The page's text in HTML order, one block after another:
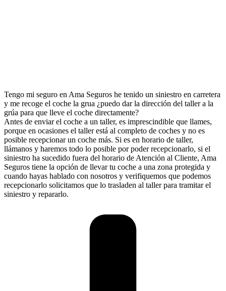
Tengo mi seguro en Ama Seguros he tenido un siniestro en carretera
y me recoge el coche la grua ¿puedo dar la dirección del taller a la
grúa para que lleve el coche directamente?
Antes de enviar el coche a un taller, es imprescindible que llames,
porque en ocasiones el taller está al completo de coches y no es
posible recepcionar un coche más. Si es en horario de taller,
llámanos y haremos todo lo posible por poder recepcionarlo, si el
siniestro ha sucedido fuera del horario de Atención al Cliente, Ama
Seguros tiene la opción de llevar tu coche a una zona protegida y
cuando hayas hablado con nosotros y verifiquemos que podemos
recepcionarlo solicitamos que lo trasladen al taller para tramitar el
siniestro y repararlo.